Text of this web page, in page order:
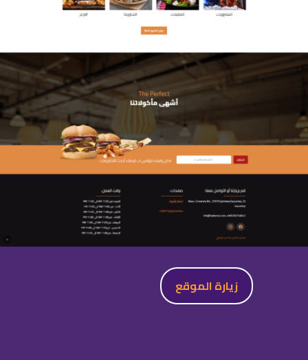
زيارة الموقع